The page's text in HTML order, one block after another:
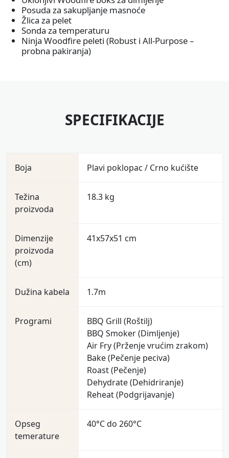
Posuda za sakupljanje masnoće
Žlica za pelet
Sonda za temperaturu
Ninja Woodfire peleti (Robust i All-Purpose –
probna pakiranja)
SPECIFIKACIJE
Boja Plavi poklopac / Crno kućište
Težina
proizvoda
18.3 kg
Dimenzije
proizvoda
(cm)
41x57x51 cm
Dužina kabela 1.7m
Programi
BBQ Grill (Roštilj)
BBQ Smoker (Dimljenje)
Air Fry (Prženje vrućim zrakom)
Bake (Pečenje peciva)
Roast (Pečenje)
Dehydrate (Dehidriranje)
Reheat (Podgrijavanje)
Opseg
temerature
40°C do 260°C